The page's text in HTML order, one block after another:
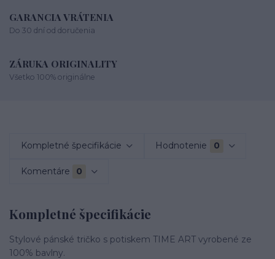
GARANCIA VRÁTENIA
Do 30 dní od doručenia
ZÁRUKA ORIGINALITY
Všetko 100% originálne
Kompletné špecifikácie Hodnotenie 0
Komentáre 0
Kompletné špecifikácie
Stylové pánské tričko s potiskem TIME ART vyrobené ze
100% bavlny.